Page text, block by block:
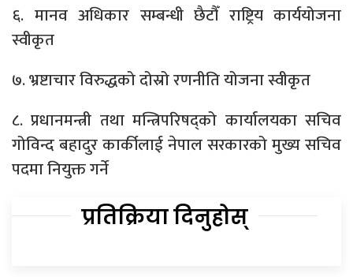
६. मानव अधिकार सम्बन्धी छैटौँ राष्ट्रिय कार्ययोजना
स्वीकृत
७. भ्रष्टाचार विरुद्धको दोस्रो रणनीति योजना स्वीकृत
८. प्रधानमन्त्री तथा मन्त्रिपरिषद्को कार्यालयका सचिव
गोविन्द बहादुर कार्कीलाई नेपाल सरकारको मुख्य सचिव
पदमा नियुक्त गर्ने
प्रतिक्रिया दिनुहोस्